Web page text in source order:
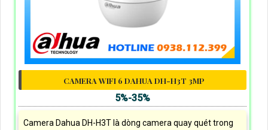
CAMERA WIFI 6 DAHUA DH-H3T 3MP
5%-35%
Camera Dahua DH-H3T là dòng camera quay quét trong